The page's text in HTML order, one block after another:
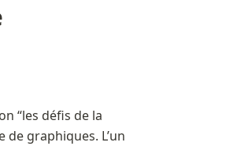
“les défis de la
graphiques. L’un